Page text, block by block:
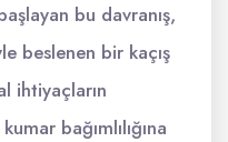
bu davranış,
beslenen bir kaçış
ihtiyaçların
bağımlılığına